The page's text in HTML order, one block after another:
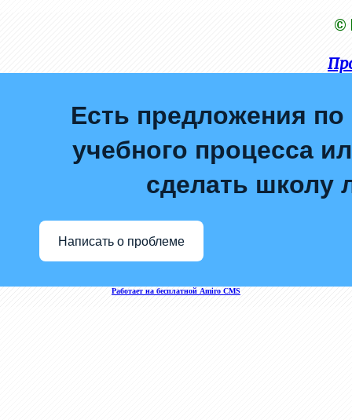
©
Есть предложения по
учебного процесса
сделать школу
Написать о проблеме
Работает на бесплатной Amiro CMS